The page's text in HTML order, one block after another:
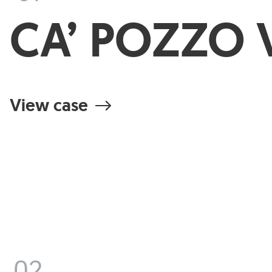
CA’ POZZO
View case